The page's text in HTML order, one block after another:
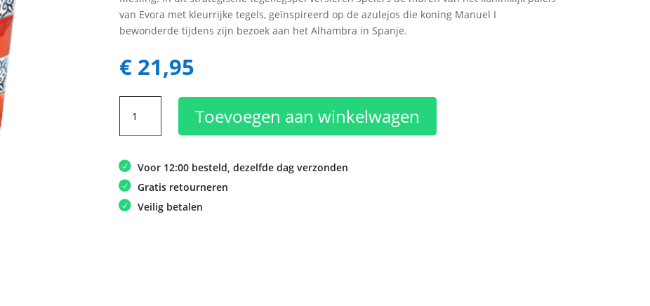
van Evora met kleurrijke tegels, geïnspireerd op de azulejos die koning Manuel I
bewonderde tijdens zijn bezoek aan het Alhambra in Spanje.​
€21,95
mini
Toevoegen aan winkelwagen
Voor 12:00 besteld, dezelfde dag verzonden
Gratis retourneren
Veilig betalen